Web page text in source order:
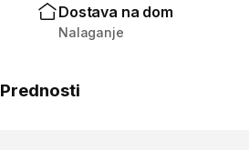
Dostava na dom
Nalaganje
Prednosti